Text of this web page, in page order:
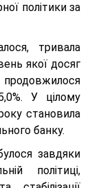
політики за
тривала
якої досяг
У цілому
становила
банку.
завдяки
політиці,